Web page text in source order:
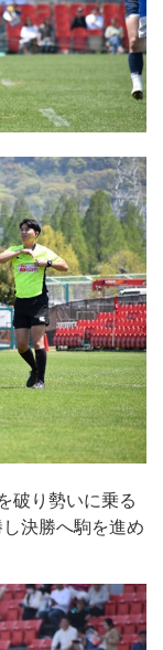
破り勢いに乗る
決勝へ駒を進め